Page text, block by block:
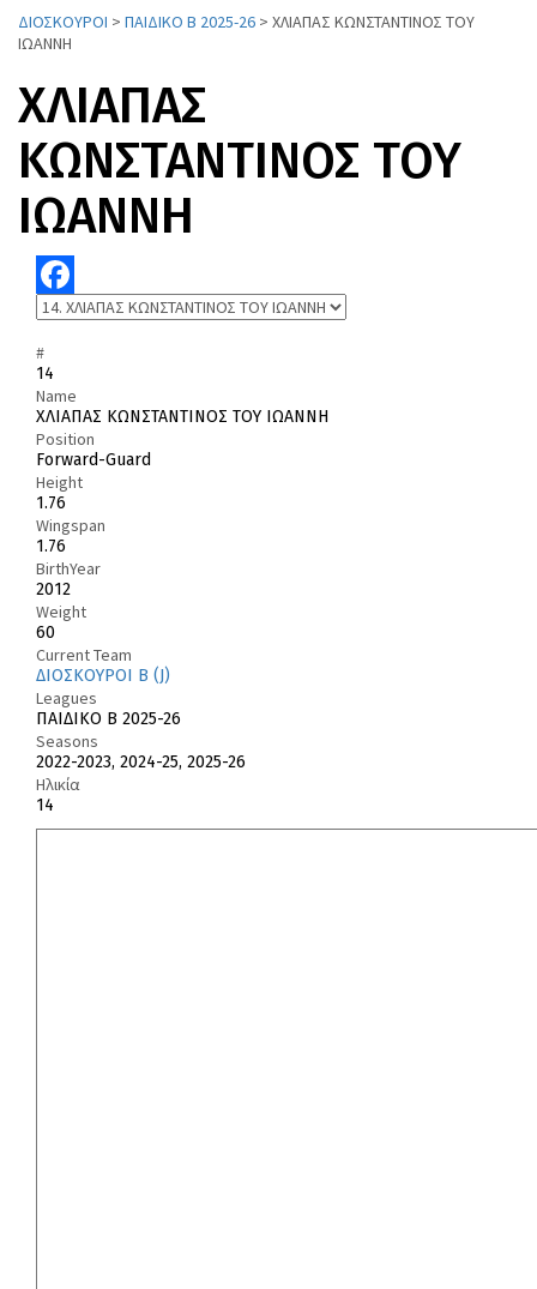
ΔΙΟΣΚΟΥΡΟΙ > ΠΑΙΔΙΚΟ Β 2025-26 > ΧΛΙΑΠΑΣ ΚΩΝΣΤΑΝΤΙΝΟΣ ΤΟΥ
ΙΩΑΝΝΗ
ΧΛΙΑΠΑΣ
ΚΩΝΣΤΑΝΤΙΝΟΣ ΤΟΥ
ΙΩΑΝΝΗ
Facebook
#
14
Name
ΧΛΙΑΠΑΣ ΚΩΝΣΤΑΝΤΙΝΟΣ ΤΟΥ ΙΩΑΝΝΗ
Position
Forward-Guard
Height
1.76
Wingspan
1.76
BirthYear
2012
Weight
60
Current Team
ΔΙΟΣΚΟΥΡΟΙ Β (J)
Leagues
ΠΑΙΔΙΚΟ Β 2025-26
Seasons
2022-2023, 2024-25, 2025-26
Ηλικία
14